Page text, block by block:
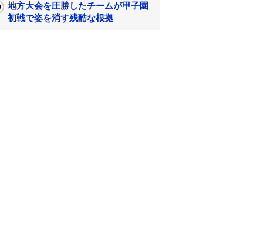
地方大会を圧勝したチームが甲子園
初戦で姿を消す残酷な根拠